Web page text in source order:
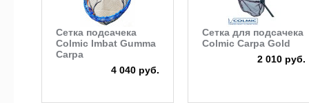
Сетка подсачека
Colmic Imbat Gumma
Carpa
4 040 руб.
Сетка для подсачека
Colmic Carpa Gold
2 010 руб.